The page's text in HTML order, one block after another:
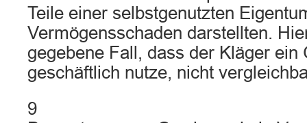
Teile einer selbstgenutzten
Vermögensschaden darstellten.
gegebene Fall, dass der Kläger ein
geschäftlich nutze, nicht
9